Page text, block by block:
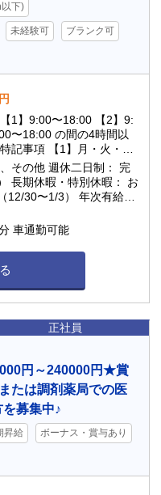
下)
未経験可 ブランク可
1】9:00〜18:00 【2】9:
〜18:00 の間の4時間以
記事項 【1】月・火・
2】日曜日は可能な限り
業時間： あり（月平均 1
二日制： 完
1/3） 年次有給休
後）
車通勤可能
正社員
円～240000円★賞
たは調剤薬局での医
募集中♪
昇給 ボーナス・賞与あり